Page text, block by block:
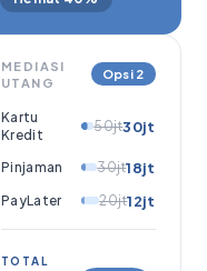
MEDIASI
UTANG
Opsi 2
Kartu
Kredit
50jt30jt
Pinjaman 30jt18jt
PayLater 20jt12jt
TOTAL